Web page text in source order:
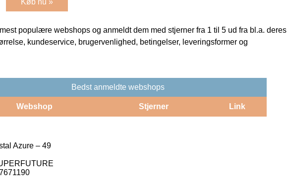
populære webshops og anmeldt dem med stjerner fra 1 til 5 ud fra bl.a. deres
kundeservice, brugervenlighed, betingelser, leveringsformer og
Bedst anmeldte webshops
Webshop Stjerner Link
Azure – 49